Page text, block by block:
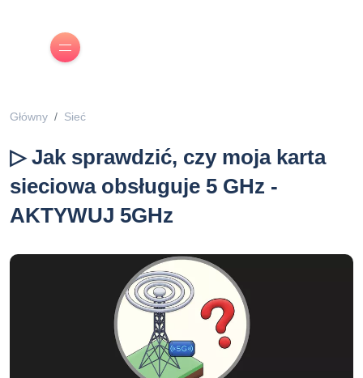
Główny Sieć
▷ Jak sprawdzić, czy moja karta
sieciowa obsługuje 5 GHz -
AKTYWUJ 5GHz